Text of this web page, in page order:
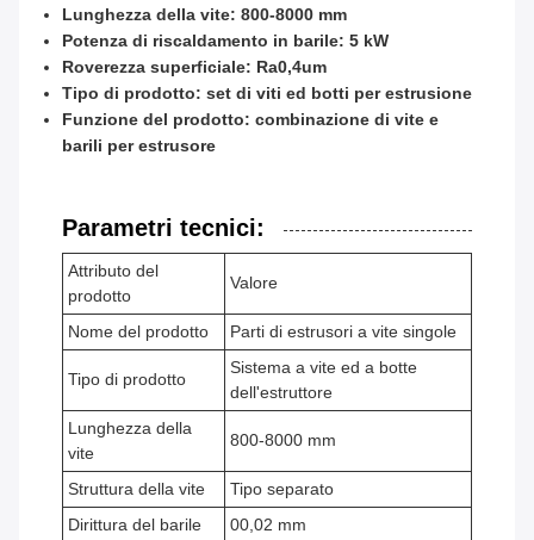
Lunghezza della vite: 800-8000 mm
Potenza di riscaldamento in barile: 5 kW
Roverezza superficiale: Ra0,4um
Tipo di prodotto: set di viti ed botti per estrusione
Funzione del prodotto: combinazione di vite e
barili per estrusore
Parametri tecnici:
Attributo del
prodotto
Valore
Nome del prodotto Parti di estrusori a vite singole
Tipo di prodotto
Sistema a vite ed a botte
dell'estruttore
Lunghezza della
vite
800-8000 mm
Struttura della vite
Tipo separato
Dirittura del barile
00,02 mm